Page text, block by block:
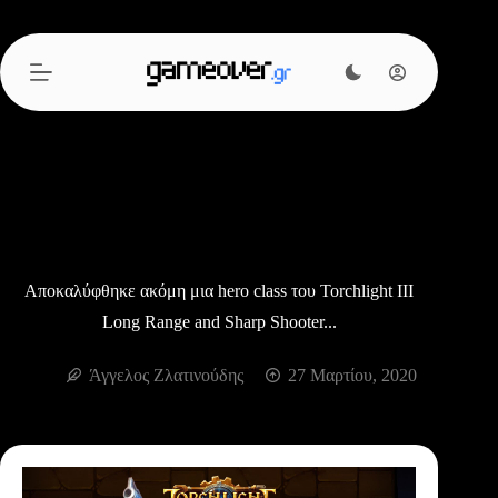
περιεχόμενο
Αποκαλύφθηκε ακόμη μια hero class του Torchlight III
Long Range and Sharp Shooter...
Άγγελος Ζλατινούδης 27 Μαρτίου, 2020